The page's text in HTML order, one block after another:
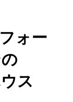
ォー
ス